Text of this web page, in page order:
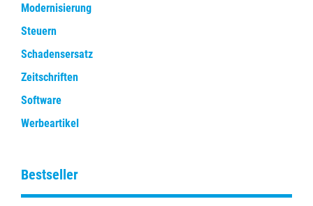
Modernisierung
Steuern
Schadensersatz
Zeitschriften
Software
Werbeartikel
Bestseller